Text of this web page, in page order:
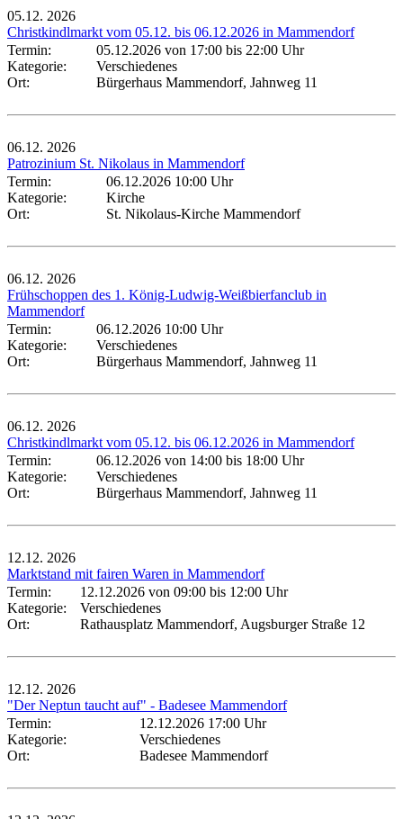
05.12. 2026
Christkindlmarkt vom 05.12. bis 06.12.2026 in Mammendorf
Termin:
05.12.2026 von 17:00 bis 22:00 Uhr
Kategorie:
Verschiedenes
Ort:
Bürgerhaus Mammendorf, Jahnweg 11
06.12. 2026
Patrozinium St. Nikolaus in Mammendorf
Termin:
06.12.2026 10:00 Uhr
Kategorie:
Kirche
Ort:
St. Nikolaus-Kirche Mammendorf
06.12. 2026
Frühschoppen des 1. König-Ludwig-Weißbierfanclub in
Mammendorf
Termin:
06.12.2026 10:00 Uhr
Kategorie:
Verschiedenes
Ort:
Bürgerhaus Mammendorf, Jahnweg 11
06.12. 2026
Christkindlmarkt vom 05.12. bis 06.12.2026 in Mammendorf
Termin:
06.12.2026 von 14:00 bis 18:00 Uhr
Kategorie:
Verschiedenes
Ort:
Bürgerhaus Mammendorf, Jahnweg 11
12.12. 2026
Marktstand mit fairen Waren in Mammendorf
Termin:
12.12.2026 von 09:00 bis 12:00 Uhr
Kategorie:
Verschiedenes
Ort:
Rathausplatz Mammendorf, Augsburger Straße 12
12.12. 2026
"Der Neptun taucht auf" - Badesee Mammendorf
Termin:
12.12.2026 17:00 Uhr
Kategorie:
Verschiedenes
Ort:
Badesee Mammendorf